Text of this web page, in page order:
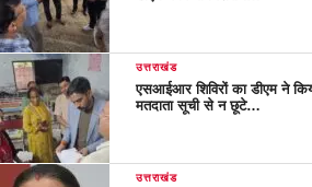
उत्तराखंड
एसआईआर शिविरों का डीएम ने
मतदाता सूची से न छूटे…
उत्तराखंड